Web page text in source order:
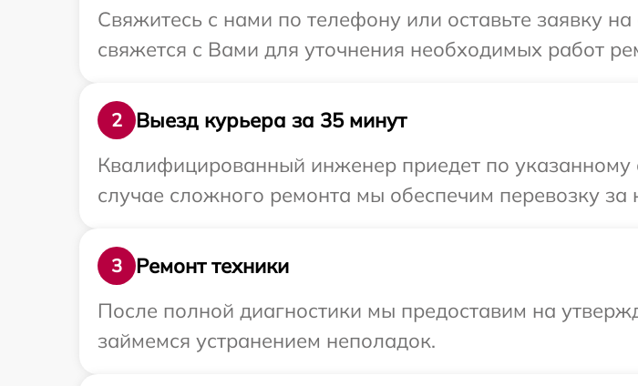
Свяжитесь с нами по телефону или оставьте заявку
свяжется с Вами для уточнения необходимых работ
2
Выезд курьера за 35 минут
Квалифицированный инженер приедет по указанному
случае сложного ремонта мы обеспечим перевозку за
3
Ремонт техники
После полной диагностики мы предоставим на
займемся устранением неполадок.